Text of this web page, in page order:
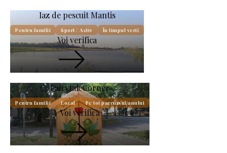
Iaz de pescuit Mantis
Pentru familii Sport / Activ În timpul verii
Voi verifica
FairytaleCorner
Pentru familii Local Pe tot parcursul anului
Voi verifica